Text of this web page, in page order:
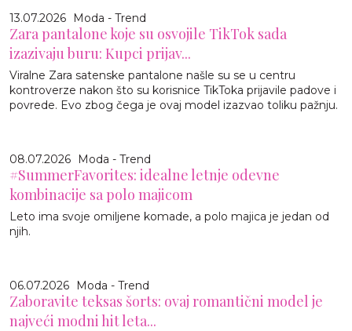
13.07.2026 Moda - Trend
Zara pantalone koje su osvojile TikTok sada
izazivaju buru: Kupci prijav...
Viralne Zara satenske pantalone našle su se u centru
kontroverze nakon što su korisnice TikToka prijavile padove i
povrede. Evo zbog čega je ovaj model izazvao toliku pažnju.
08.07.2026 Moda - Trend
#SummerFavorites: idealne letnje odevne
kombinacije sa polo majicom
Leto ima svoje omiljene komade, a polo majica je jedan od
njih.
06.07.2026 Moda - Trend
Zaboravite teksas šorts: ovaj romantični model je
najveći modni hit leta...